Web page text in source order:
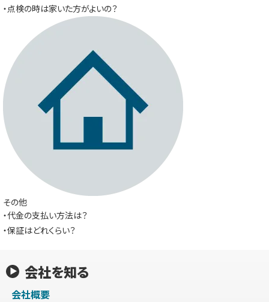
・点検の時は家いた方がよいの？
その他
・代金の支払い方法は？
・保証はどれくらい？
会社を知る
会社概要